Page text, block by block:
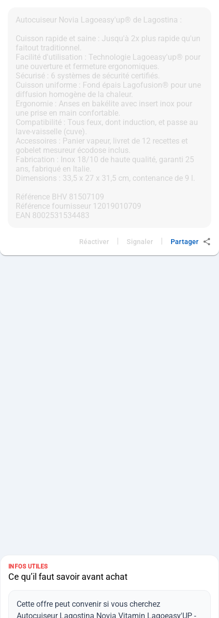
Autocuiseur Novia Lagoeasy'up® de Lagostina :
Cuisson rapide et saine : Jusqu'à 2x plus rapide qu'un
faitout traditionnel.
Facilité d'utilisation : Technologie Lagoeasy'up® pour
une ouverture et fermeture ergonomiques.
Sécurisé : 6 systèmes de sécurité certifiés.
Cuisson uniforme : Fond épais Lagofusion® pour une
diffusion homogène de la chaleur.
Ergonomie : Anses en bakélite avec insert inox pour
une prise en main confortable.
Compatibilité : Tous feux, dont induction, et passe au
lave-vaisselle (cuve).
Accessoires : Panier vapeur, livret de 12 recettes et
gobelet mesureur écodose inclus.
Fabrication : Inox 18/10 de haute qualité, garanti 25
ans, fabriqué en Italie.
Dimensions : 33,5 x 27 x 31,5 cm, contenance de 9 l.
Référence BHV 81507109
Référence fournisseur 12019010709
Réactiver | Signaler | Partager
INFOS UTILES
Ce qu’il faut savoir avant achat
Cette offre peut convenir si vous cherchez
Autocuiseur Lagostina Novia Vitamin Lagoeasy'UP -